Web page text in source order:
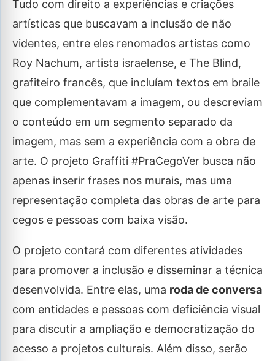
Tudo com direito a experiências e criações
artísticas que buscavam a inclusão de não
videntes, entre eles renomados artistas como
Roy Nachum, artista israelense, e The Blind,
grafiteiro francês, que incluíam textos em braile
que complementavam a imagem, ou descreviam
o conteúdo em um segmento separado da
imagem, mas sem a experiência com a obra de
arte. O projeto Graffiti #PraCegoVer busca não
apenas inserir frases nos murais, mas uma
representação completa das obras de arte para
cegos e pessoas com baixa visão.
O projeto contará com diferentes atividades
para promover a inclusão e disseminar a técnica
desenvolvida. Entre elas, uma roda de conversa
com entidades e pessoas com deficiência visual
para discutir a ampliação e democratização do
acesso a projetos culturais. Além disso, serão